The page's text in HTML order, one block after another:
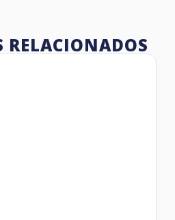
RELACIONADOS